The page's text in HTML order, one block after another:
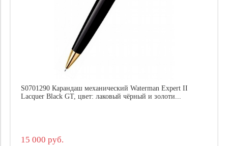
S0701290 Карандаш механический Waterman Expert II
Lacquer Black GT, цвет: лаковый чёрный и золоти...
15 000 руб.